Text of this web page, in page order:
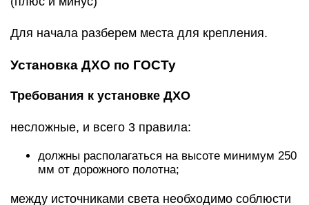
Для начала разберем места для крепления.
Установка ДХО по ГОСТу
Требования к установке ДХО
несложные, и всего 3 правила:
должны располагаться на высоте минимум 250
мм от дорожного полотна;
между источниками света необходимо соблюсти